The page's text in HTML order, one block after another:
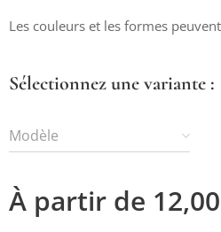
Les couleurs et les formes
Sélectionnez une variante :
Modèle
À partir de 12,00